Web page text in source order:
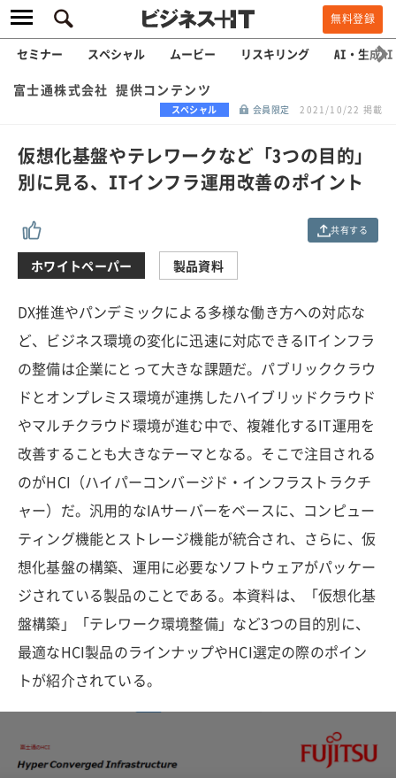
無料登録
セミナー スペシャル ムービー リスキリング AI・生成AI
富士通株式会社 提供コンテンツ
スペシャル 会員限定 2021/10/22 掲載
仮想化基盤やテレワークなど「3つの目的」
別に見る、ITインフラ運用改善のポイント
共有する
ホワイトペーパー 製品資料
DX推進やパンデミックによる多様な働き方への対応な
ど、ビジネス環境の変化に迅速に対応できるITインフラ
の整備は企業にとって大きな課題だ。パブリッククラウ
ドとオンプレミス環境が連携したハイブリッドクラウド
やマルチクラウド環境が進む中で、複雑化するIT運用を
改善することも大きなテーマとなる。そこで注目される
のがHCI（ハイパーコンバージド・インフラストラクチ
ャー）だ。汎用的なIAサーバーをベースに、コンピュー
ティング機能とストレージ機能が統合され、さらに、仮
想化基盤の構築、運用に必要なソフトウェアがパッケー
ジされている製品のことである。本資料は、「仮想化基
盤構築」「テレワーク環境整備」など3つの目的別に、
最適なHCI製品のラインナップやHCI選定の際のポイン
トが紹介されている。